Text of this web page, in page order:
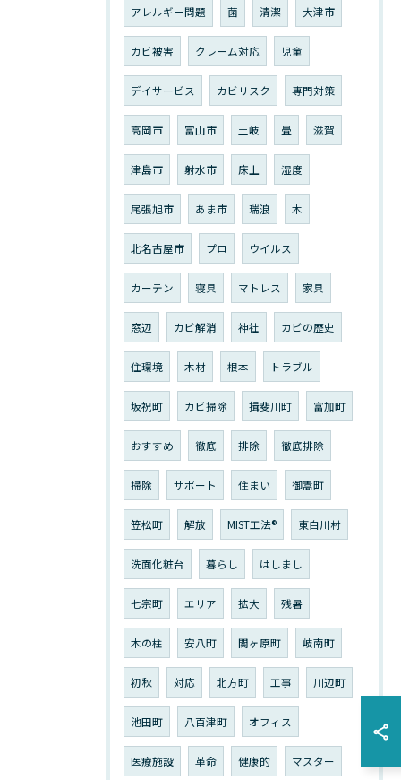
アレルギー問題 菌 清潔 大津市
カビ被害 クレーム対応 児童
デイサービス カビリスク 専門対策
高岡市 富山市 土岐 畳 滋賀
津島市 射水市 床上 湿度
尾張旭市 あま市 瑞浪 木
北名古屋市 プロ ウイルス
カーテン 寝具 マトレス 家具
窓辺 カビ解消 神社 カビの歴史
住環境 木材 根本 トラブル
坂祝町 カビ掃除 揖斐川町 富加町
おすすめ 徹底 排除 徹底排除
掃除 サポート 住まい 御嵩町
笠松町 解放 MIST工法®︎ 東白川村
洗面化粧台 暮らし はしまし
七宗町 エリア 拡大 残暑
木の柱 安八町 関ヶ原町 岐南町
初秋 対応 北方町 工事 川辺町
池田町 八百津町 オフィス
医療施設 革命 健康的 マスター